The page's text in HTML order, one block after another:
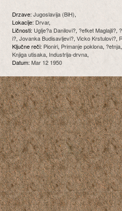
Drzave: Jugoslavija (BiH),
Lokacije: Drvar,
Ličnosti: Uglje?a Danilovi?, ?efket Maglajli?,
i?, Jovanka Budisavljevi?, Vicko Krstulovi?,
Ključne reči: Pioniri, Primanje poklona, ?etnja
Knjiga utisaka, Industrija-drvna,
Datum: Mar 12 1950